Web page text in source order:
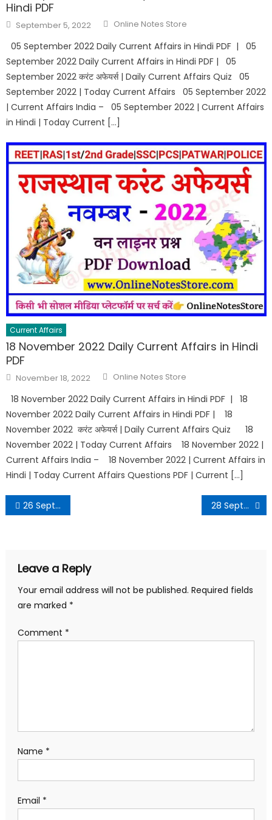
Hindi PDF
September 5, 2022 Online Notes Store
05 September 2022 Daily Current Affairs in Hindi PDF | 05
September 2022 Daily Current Affairs in Hindi PDF | 05
September 2022 करंट अफेयर्स | Daily Current Affairs Quiz 05
September 2022 | Today Current Affairs 05 September 2022
| Current Affairs India – 05 September 2022 | Current Affairs
in Hindi | Today Current […]
Current Affairs
18 November 2022 Daily Current Affairs in Hindi
PDF
November 18, 2022 Online Notes Store
18 November 2022 Daily Current Affairs in Hindi PDF | 18
November 2022 Daily Current Affairs in Hindi PDF | 18
November 2022 करंट अफेयर्स | Daily Current Affairs Quiz 18
November 2022 | Today Current Affairs 18 November 2022 |
Current Affairs India – 18 November 2022 | Current Affairs in
Hindi | Today Current Affairs Questions PDF | Current […]
26 September 2022 Daily Current Affairs in Hindi PDF 28 September 2022 Daily Current Affairs in Hindi PDF
Leave a Reply
Your email address will not be published. Required fields
are marked *
Comment *
Name *
Email *